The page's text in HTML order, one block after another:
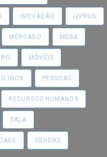
INOVAÇÃO LIVROS
MERCADO MESA
MÓVEIS
INOX PESSOAS
RECURSOS HUMANOS
SALA
VENDAS